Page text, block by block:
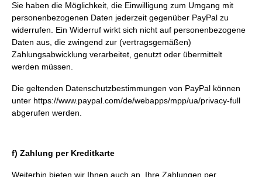
Sie haben die Möglichkeit, die Einwilligung zum Umgang mit
personenbezogenen Daten jederzeit gegenüber PayPal zu
widerrufen. Ein Widerruf wirkt sich nicht auf personenbezogene
Daten aus, die zwingend zur (vertragsgemäßen)
Zahlungsabwicklung verarbeitet, genutzt oder übermittelt
werden müssen.
Die geltenden Datenschutzbestimmungen von PayPal können
unter https://www.paypal.com/de/webapps/mpp/ua/privacy-full
abgerufen werden.
f) Zahlung per Kreditkarte
Weiterhin bieten wir Ihnen auch an, Ihre Zahlungen per